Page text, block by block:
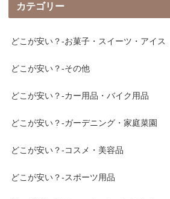
カテゴリー
どこが安い？-お菓子・スイーツ・アイス
どこが安い？-その他
どこが安い？-カー用品・バイク用品
どこが安い？-ガーデニング・家庭菜園
どこが安い？-コスメ・美容品
どこが安い？-スポーツ用品